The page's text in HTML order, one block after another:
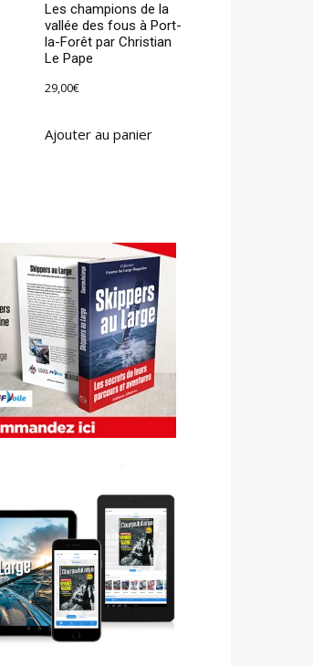
Les champions de la
vallée des fous à Port-
la-Forêt par Christian
Le Pape
29,00€
Ajouter au panier